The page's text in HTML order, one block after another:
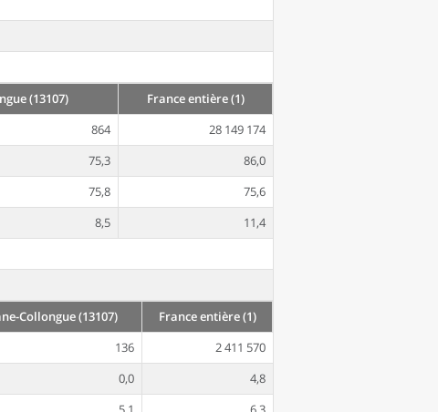
(13107)
France entière (1)
864
28 149 174
75,3
86,0
75,8
75,6
8,5
11,4
Collongue (13107)
France entière (1)
136
2 411 570
0,0
4,8